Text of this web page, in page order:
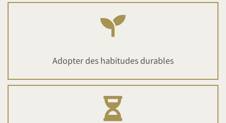
Adopter des habitudes durables